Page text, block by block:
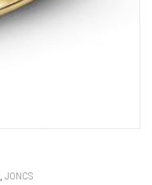
JONCS